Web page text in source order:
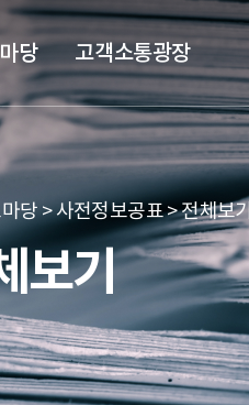
바로가기
바로가기
당 고객소통광장
당 > 사전정보공표 > 전체보기
보기